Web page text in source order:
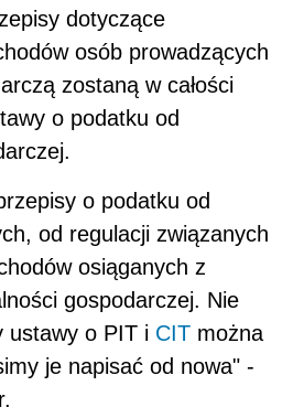
dotyczące
osób prowadzących
zostaną w całości
o podatku od
o podatku od
od regulacji związanych
osiąganych z
gospodarczej. Nie
ustawy o PIT i CIT można
je napisać od nowa" -